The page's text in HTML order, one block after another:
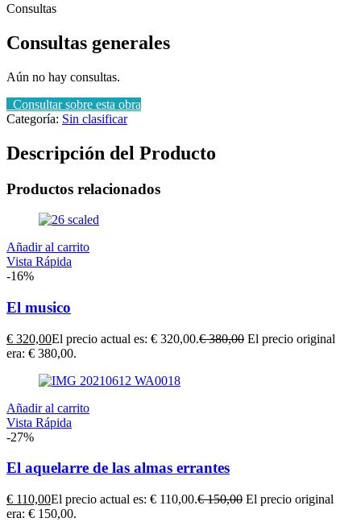
Consultas
Consultas generales
Aún no hay consultas.
Consultar sobre esta obra
Categoría: Sin clasificar
Descripción del Producto
Productos relacionados
Añadir al carrito
Vista Rápida
-16%
El musico
€ 320,00El precio actual es: € 320,00.€380,00 El precio original
era: € 380,00.
Añadir al carrito
Vista Rápida
-27%
El aquelarre de las almas errantes
€ 110,00El precio actual es: € 110,00.€150,00 El precio original
era: € 150,00.